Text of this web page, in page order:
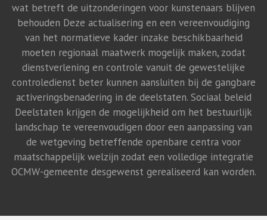
wat betreft de uitzonderingen voor kunstenaars blijven
behouden Deze actualisering en een vereenvoudiging
van het normatieve kader inzake beschikbaarheid
moeten regionaal maatwerk mogelijk maken, zodat
dienstverlening en controle vanuit de gewestelijke
controledienst beter kunnen aansluiten bij de gangbare
activeringsbenadering in de deelstaten. Sociaal beleid
Deelstaten krijgen de mogelijkheid om het bestuurlijk
landschap te vereenvoudigen door een aanpassing van
de wetgeving betreffende openbare centra voor
maatschappelijk welzijn zodat een volledige integratie
OCMW-gemeente desgewenst gerealiseerd kan worden.